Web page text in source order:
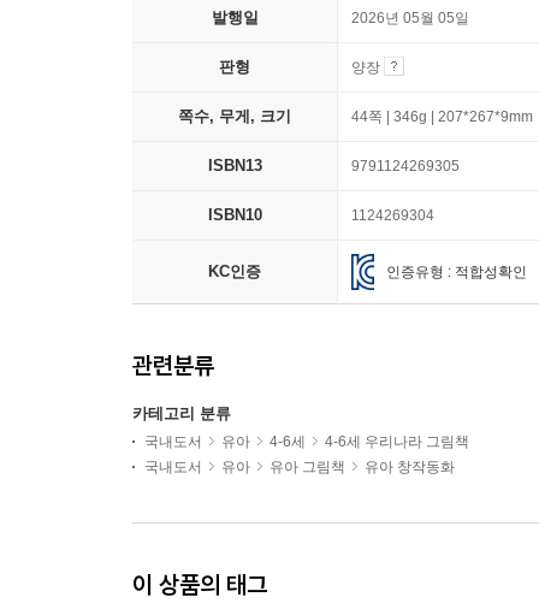
발행일 2026년 05월 05일
판형 양장
쪽수, 무게, 크기 44쪽 | 346g | 207*267*9mm
ISBN13 9791124269305
ISBN10 1124269304
KC인증 인증유형 : 적합성확인
관련분류
카테고리 분류
국내도서 유아 4-6세
4-6세 우리나라 그림책
국내도서
유아 유아 그림책 유아 창작동화
이 상품의 태그